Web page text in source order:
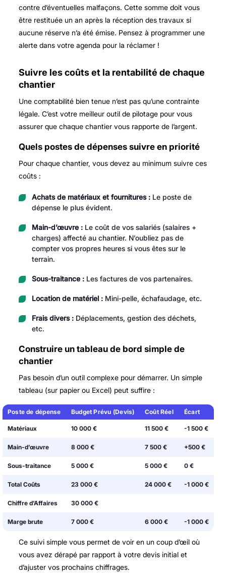
contre d’éventuelles malfaçons. Cette somme doit vous
être restituée un an après la réception des travaux si
aucune réserve n’a été émise. Pensez à programmer une
alerte dans votre agenda pour la réclamer !
Suivre les coûts et la rentabilité de chaque
chantier
Une comptabilité bien tenue n’est pas qu’une contrainte
légale. C’est votre meilleur outil de pilotage pour vous
assurer que chaque chantier vous rapporte de l’argent.
Quels postes de dépenses suivre en priorité
Pour chaque chantier, vous devez au minimum suivre ces
coûts :
Achats de matériaux et fournitures :Le poste de
dépense le plus évident.
Main-d’œuvre :Le coût de vos salariés (salaires +
charges) affecté au chantier. N’oubliez pas de
compter vos propres heures si vous êtes sur le
terrain.
Sous-traitance :Les factures de vos partenaires.
Location de matériel :Mini-pelle, échafaudage, etc.
Frais divers :Déplacements, gestion des déchets,
etc.
Construire un tableau de bord simple de
chantier
Pas besoin d’un outil complexe pour démarrer. Un simple
tableau (sur papier ou Excel) peut suffire :
Poste de dépense Budget Prévu (Devis) Coût Réel Écart
Matériaux 10 000 € 11 500 € -1 500 €
Main-d’œuvre 8 000 € 7 500 € +500 €
Sous-traitance 5 000 € 5 000 € 0 €
Total Coûts 23 000 € 24 000 € -1 000 €
Chiffre d’Affaires 30 000 €
Marge brute 7 000 € 6 000 € -1 000 €
Ce suivi simple vous permet de voir en un coup d’œil où
vous avez dérapé par rapport à votre devis initial et
d’ajuster vos prochains chiffrages.